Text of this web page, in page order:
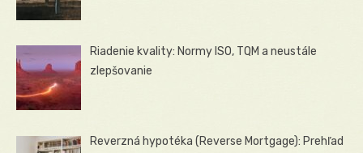
Riadenie kvality: Normy ISO, TQM a neustále
zlepšovanie
Reverzná hypotéka (Reverse Mortgage): Prehľad